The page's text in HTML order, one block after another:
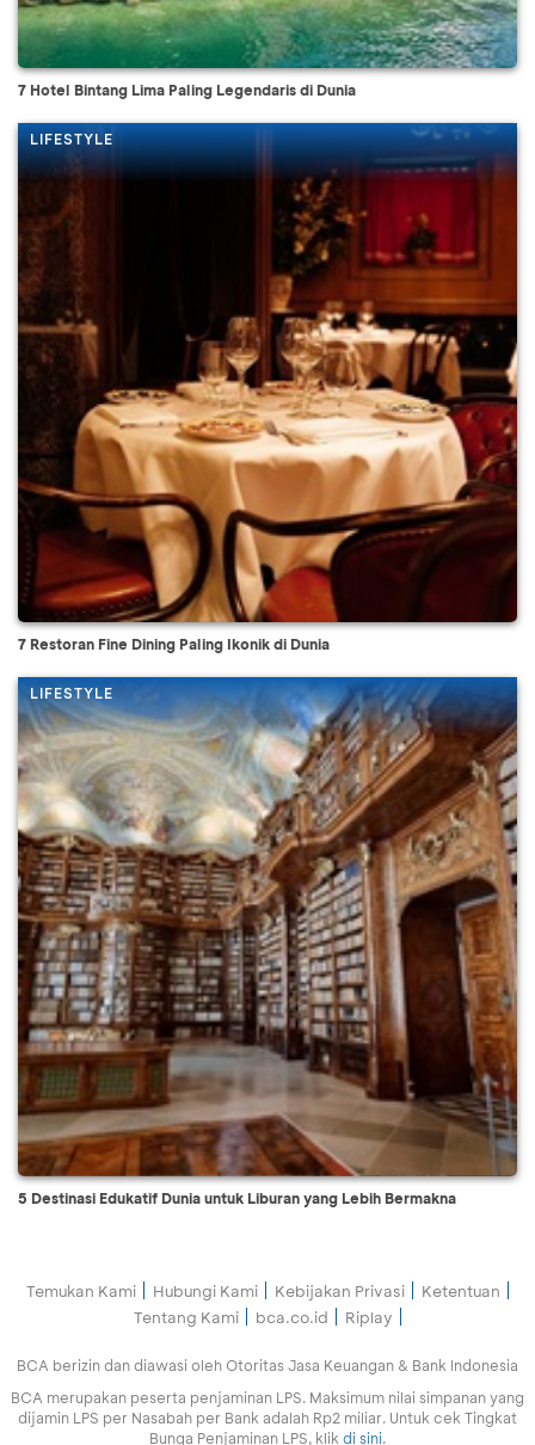
7 Hotel Bintang Lima Paling Legendaris di Dunia
LIFESTYLE
7 Restoran Fine Dining Paling Ikonik di Dunia
LIFESTYLE
5 Destinasi Edukatif Dunia untuk Liburan yang Lebih Bermakna
Temukan Kami Hubungi Kami Kebijakan Privasi
Ketentuan
Tentang Kami
bca.co.id Riplay
BCA berizin dan diawasi oleh Otoritas Jasa Keuangan & Bank Indonesia
BCA merupakan peserta penjaminan LPS. Maksimum nilai simpanan yang
dijamin LPS per Nasabah per Bank adalah Rp2 miliar. Untuk cek Tingkat
Bunga Penjaminan LPS, klikdi sini.